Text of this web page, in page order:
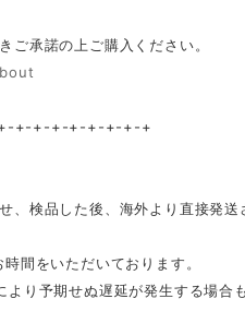
ご承諾の上ご購入ください。
+-+-+-+-+-+-+-+
、検品した後、海外より直接発
間をいただいております。
り予期せぬ遅延が発生する場合